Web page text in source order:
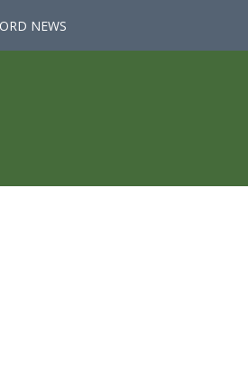
NEWS